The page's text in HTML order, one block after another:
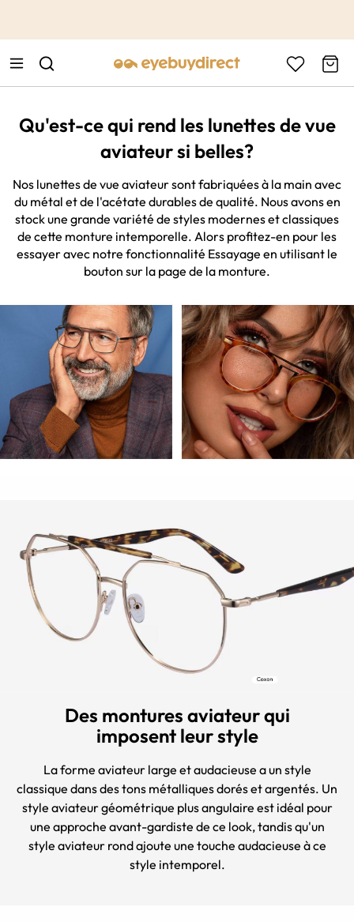
Qu'est-ce qui rend les lunettes de vue
aviateur si belles?
Nos lunettes de vue aviateur sont fabriquées à la main avec
du métal et de l'acétate durables de qualité. Nous avons en
stock une grande variété de styles modernes et classiques
de cette monture intemporelle. Alors profitez-en pour les
essayer avec notre fonctionnalité Essayage en utilisant le
bouton sur la page de la monture.
Des montures aviateur qui
imposent leur style
La forme aviateur large et audacieuse a un style
classique dans des tons métalliques dorés et argentés. Un
style aviateur géométrique plus angulaire est idéal pour
une approche avant-gardiste de ce look, tandis qu'un
style aviateur rond ajoute une touche audacieuse à ce
style intemporel.